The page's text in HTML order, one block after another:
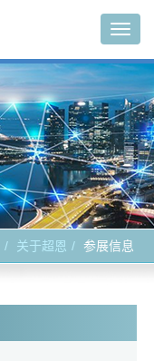
关于超恩 参展信息